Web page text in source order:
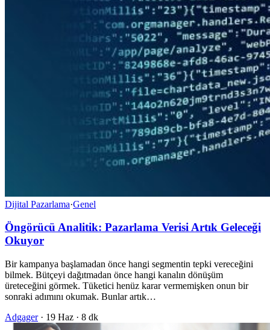
Dijital Pazarlama·Genel
Öngörücü Analitik: Pazarlama Verisi Artık Geleceği
Okuyor
Bir kampanya başlamadan önce hangi segmentin tepki vereceğini
bilmek. Bütçeyi dağıtmadan önce hangi kanalın dönüşüm
üreteceğini görmek. Tüketici henüz karar vermemişken onun bir
sonraki adımını okumak. Bunlar artık…
Adgager · 19 Haz · 8 dk